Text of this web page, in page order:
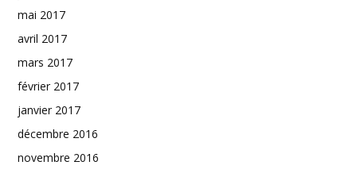
mai 2017
avril 2017
mars 2017
février 2017
janvier 2017
décembre 2016
novembre 2016